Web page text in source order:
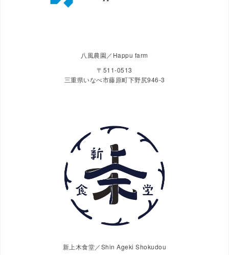
八風農園／Happu farm
〒511-0513
三重県いなべ市藤原町下野尻946-3
新上木食堂／Shin Ageki Shokudou